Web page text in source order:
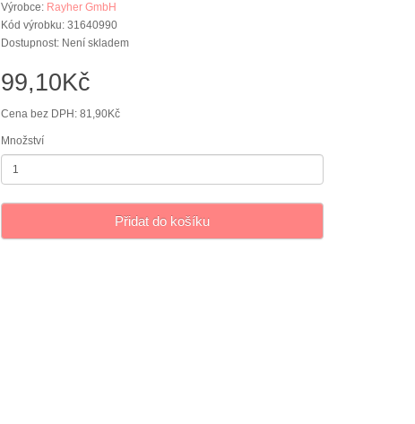
Výrobce: Rayher GmbH
Kód výrobku: 31640990
Dostupnost: Není skladem
99,10Kč
Cena bez DPH: 81,90Kč
Množství
Přidat do košíku